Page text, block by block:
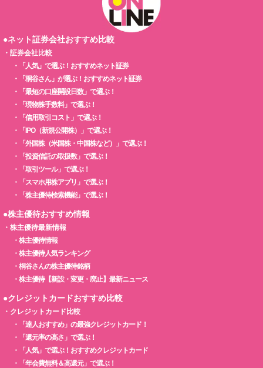
●ネット証券会社おすすめ比較
・ 証券会社比較
・
「人気」で選ぶ！おすすめネット証券
・
「桐谷さん」が選ぶ！おすすめネット証券
・
「最短の口座開設日数」で選ぶ！
・
「現物株手数料」で選ぶ！
・
「信用取引コスト」で選ぶ！
・
「IPO（新規公開株）」で選ぶ！
・
「外国株（米国株・中国株など）」で選ぶ！
・
「投資信託の取扱数」で選ぶ！
・
「取引ツール」で選ぶ！
・
「スマホ用株アプリ」で選ぶ！
・
「株主優待検索機能」で選ぶ！
●株主優待おすすめ情報
・ 株主優待最新情報
・ 株主優待情報
・ 株主優待人気ランキング
・ 桐谷さんの株主優待銘柄
・ 株主優待【新設・変更・廃止】最新ニュース
●クレジットカードおすすめ比較
・ クレジットカード比較
・
「達人おすすめ」の最強クレジットカード！
・
「還元率の高さ」で選ぶ！
・
「人気」で選ぶ！おすすめクレジットカード
・
「年会費無料＆高還元」で選ぶ！